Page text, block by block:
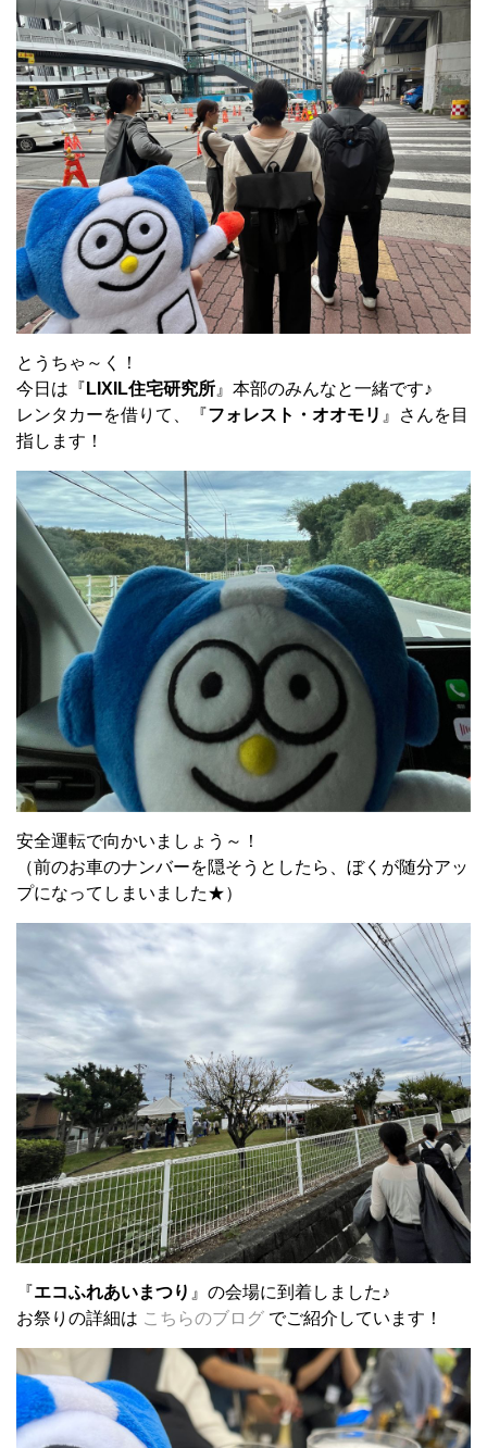
とうちゃ～く！
今日は『 LIXIL住宅研究所 』本部のみんなと一緒です♪
レンタカーを借りて、『フォレスト・オオモリ 』さんを目
指します！
安全運転で向かいましょう～！
（前のお車のナンバーを隠そうとしたら、ぼくが随分アッ
プになってしまいました★）
『エコふれあいまつり 』の会場に到着しました♪
お祭りの詳細は こちらのブログ でご紹介しています！